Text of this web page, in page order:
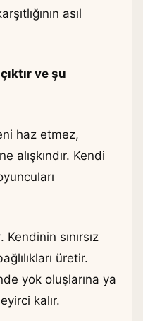
asıl
ve şu
haz etmez,
alışkındır. Kendi
sınırsız
üretir.
yok oluşlarına ya
kalır.